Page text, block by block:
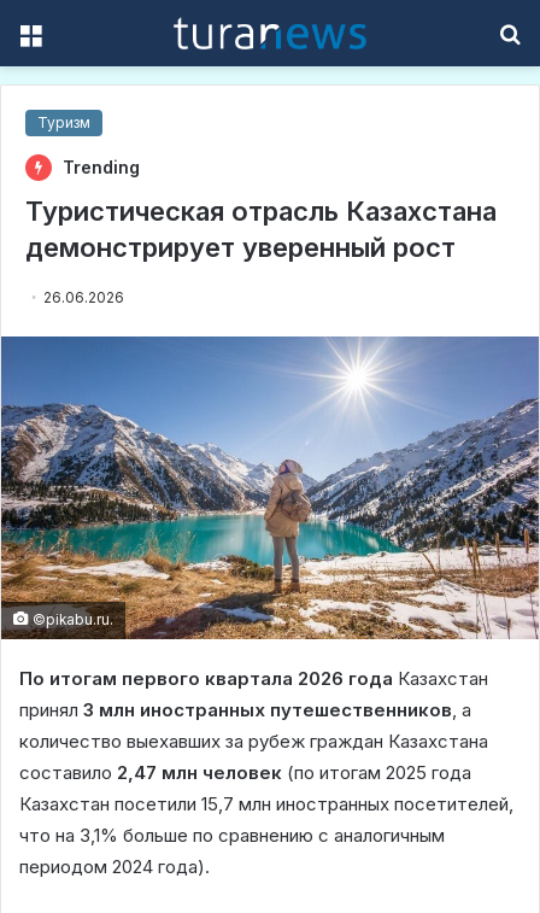
Туризм
Trending
Туристическая отрасль Казахстана
демонстрирует уверенный рост
26.06.2026
©pikabu.ru.
По итогам первого квартала 2026 года Казахстан
принял 3 млн иностранных путешественников, а
количество выехавших за рубеж граждан Казахстана
составило 2,47 млн человек (по итогам 2025 года
Казахстан посетили 15,7 млн иностранных посетителей,
что на 3,1% больше по сравнению с аналогичным
периодом 2024 года).